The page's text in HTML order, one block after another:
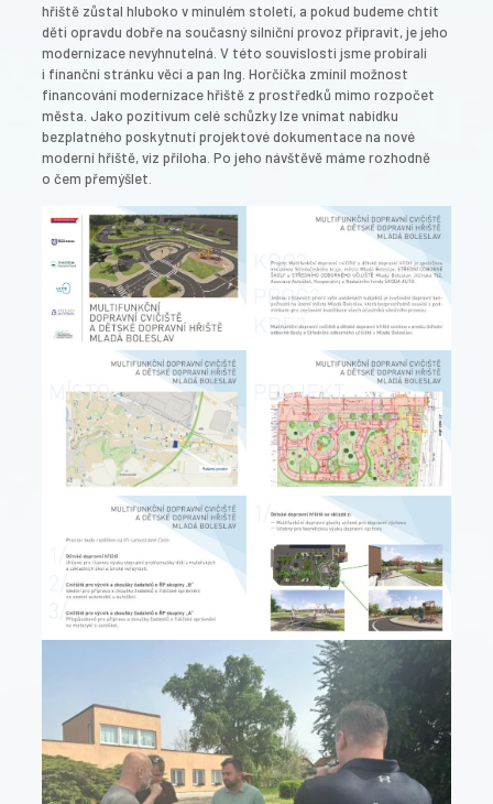
hřiště zůstal hluboko v minulém století, a pokud budeme chtít
děti opravdu dobře na současný silniční provoz připravit, je jeho
modernizace nevyhnutelná. V této souvislosti jsme probírali
i finanční stránku věci a pan Ing. Horčička zmínil možnost
financování modernizace hřiště z prostředků mimo rozpočet
města. Jako pozitivum celé schůzky lze vnímat nabídku
bezplatného poskytnutí projektové dokumentace na nové
moderní hřiště, viz příloha. Po jeho návštěvě máme rozhodně
o čem přemýšlet.